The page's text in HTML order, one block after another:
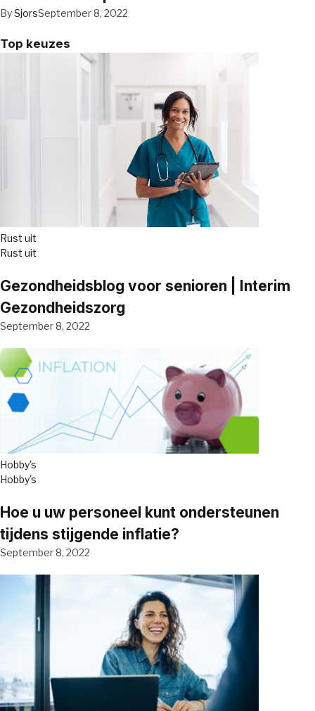
BySjorsSeptember 8, 2022
Top keuzes
Rust uit
Rust uit
Gezondheidsblog voor senioren | Interim
Gezondheidszorg
September 8, 2022
Hobby's
Hobby's
Hoe u uw personeel kunt ondersteunen
tijdens stijgende inflatie?
September 8, 2022